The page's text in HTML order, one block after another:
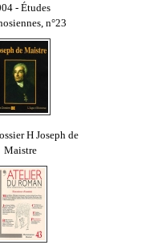
- Études
n°23
H Joseph de
Maistre